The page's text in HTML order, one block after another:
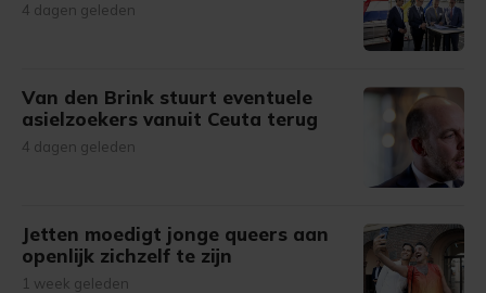
4 dagen geleden
Van den Brink stuurt eventuele
asielzoekers vanuit Ceuta terug
4 dagen geleden
Jetten moedigt jonge queers aan
openlijk zichzelf te zijn
1 week geleden